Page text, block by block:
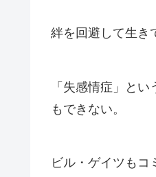
絆を回避して生き
「失感情症」と
もできない。
ビル・ゲイツも